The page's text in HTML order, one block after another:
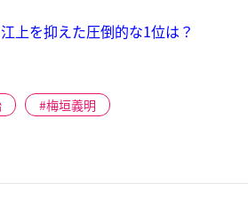
上を抑えた圧倒的な1位は？
梅垣義明